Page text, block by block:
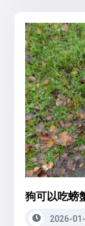
狗可以吃螃
2026-